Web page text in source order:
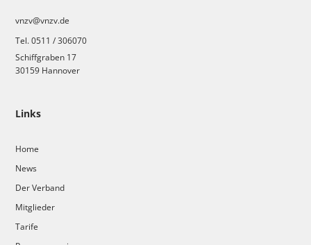
Links
Home
News
Der Verband
Mitglieder
Tarife
vnzv@vnzv.de
Tel. 0511 / 306070
Schiffgraben 17
30159 Hannover